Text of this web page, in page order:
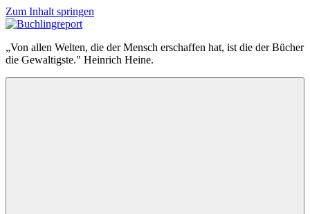
Zum Inhalt springen
Buchlingreport
„Von allen Welten, die der Mensch erschaffen hat, ist die der Bücher
die Gewaltigste." Heinrich Heine.